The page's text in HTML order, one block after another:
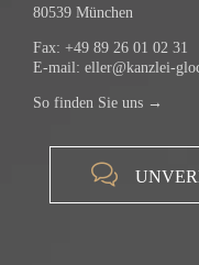
80539 München
Fax: +49 89 26 01 02 31
E-mail: eller@kanzlei-
So finden Sie uns →
